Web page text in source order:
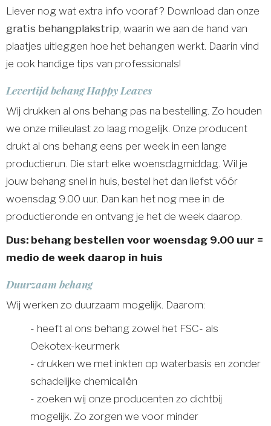
Liever nog wat extra info vooraf? Download dan onze
gratis behangplakstrip, waarin we aan de hand van
plaatjes uitleggen hoe het behangen werkt. Daarin vind
je ook handige tips van professionals!
Levertijd behang Happy Leaves
Wij drukken al ons behang pas na bestelling. Zo houden
we onze milieulast zo laag mogelijk. Onze producent
drukt al ons behang eens per week in een lange
productierun. Die start elke woensdagmiddag. Wil je
jouw behang snel in huis, bestel het dan liefst vóór
woensdag 9.00 uur. Dan kan het nog mee in de
productieronde en ontvang je het de week daarop.
Dus: behang bestellen voor woensdag 9.00 uur =
medio de week daarop in huis
Duurzaam behang
Wij werken zo duurzaam mogelijk. Daarom:
- heeft al ons behang zowel het FSC- als
Oekotex-keurmerk
- drukken we met inkten op waterbasis en zonder
schadelijke chemicaliën
- zoeken wij onze producenten zo dichtbij
mogelijk. Zo zorgen we voor minder